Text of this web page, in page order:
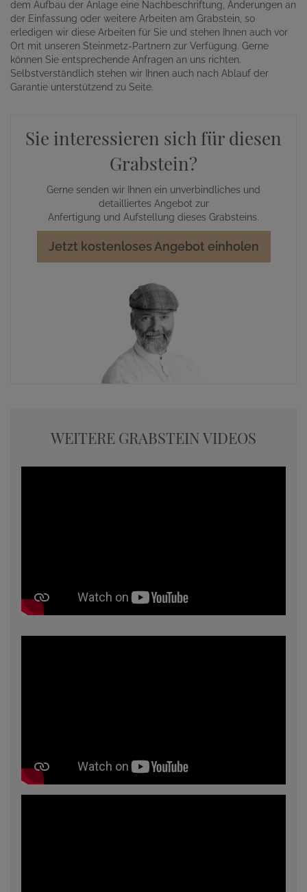
dem Aufbau der Anlage eine Nachbeschriftung, Änderungen an
der Einfassung oder weitere Arbeiten am Grabstein, so
erledigen wir diese Arbeiten für Sie und stehen Ihnen auch vor
Ort mit unseren Steinmetz-Partnern zur Verfügung. Gerne
können Sie entsprechende Anfragen an uns richten.
Selbstverständlich stehen wir Ihnen auch nach Ablauf der
Garantie unterstützend zu Seite.
Sie interessieren sich für diesen
Grabstein?
Gerne senden wir Ihnen ein unverbindliches und
detailliertes Angebot zur
Anfertigung und Aufstellung dieses Grabsteins.
Jetzt kostenloses Angebot einholen
WEITERE GRABSTEIN VIDEOS